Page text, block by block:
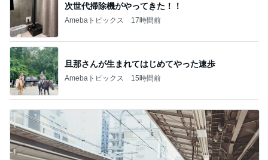
次世代掃除機がやってきた！！
Amebaトピックス 17時間前
旦那さんが生まれてはじめてやった速歩
Amebaトピックス 15時間前